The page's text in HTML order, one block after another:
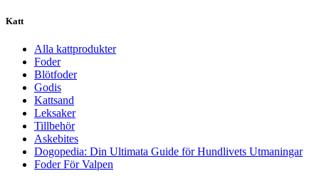
Katt
Alla kattprodukter
Foder
Blötfoder
Godis
Kattsand
Leksaker
Tillbehör
Askebites
Dogopedia: Din Ultimata Guide för Hundlivets Utmaningar
Foder För Valpen